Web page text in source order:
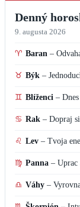
Denný
9. augusta 2026
♈ Baran –
♉ Býk –
♊ Blíženci –
♋ Rak – Dopraj
♌ Lev – Tvoja
♍ Panna – Uprac
♎ Váhy –